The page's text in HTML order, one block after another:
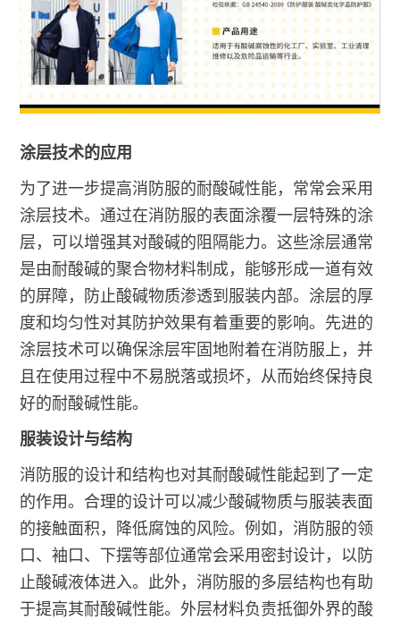
涂层技术的应用
为了进一步提高消防服的耐酸碱性能，常常会采用
涂层技术。通过在消防服的表面涂覆一层特殊的涂
层，可以增强其对酸碱的阻隔能力。这些涂层通常
是由耐酸碱的聚合物材料制成，能够形成一道有效
的屏障，防止酸碱物质渗透到服装内部。涂层的厚
度和均匀性对其防护效果有着重要的影响。先进的
涂层技术可以确保涂层牢固地附着在消防服上，并
且在使用过程中不易脱落或损坏，从而始终保持良
好的耐酸碱性能。
服装设计与结构
消防服的设计和结构也对其耐酸碱性能起到了一定
的作用。合理的设计可以减少酸碱物质与服装表面
的接触面积，降低腐蚀的风险。例如，消防服的领
口、袖口、下摆等部位通常会采用密封设计，以防
止酸碱液体进入。此外，消防服的多层结构也有助
于提高其耐酸碱性能。外层材料负责抵御外界的酸